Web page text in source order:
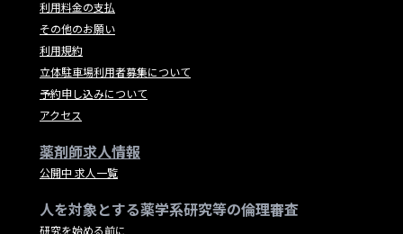
利用料金の支払
その他のお願い
利用規約
立体駐車場利用者募集について
予約申し込みについて
アクセス
薬剤師求人情報
公開中 求人一覧
人を対象とする薬学系研究等の倫理審査
研究を始める前に